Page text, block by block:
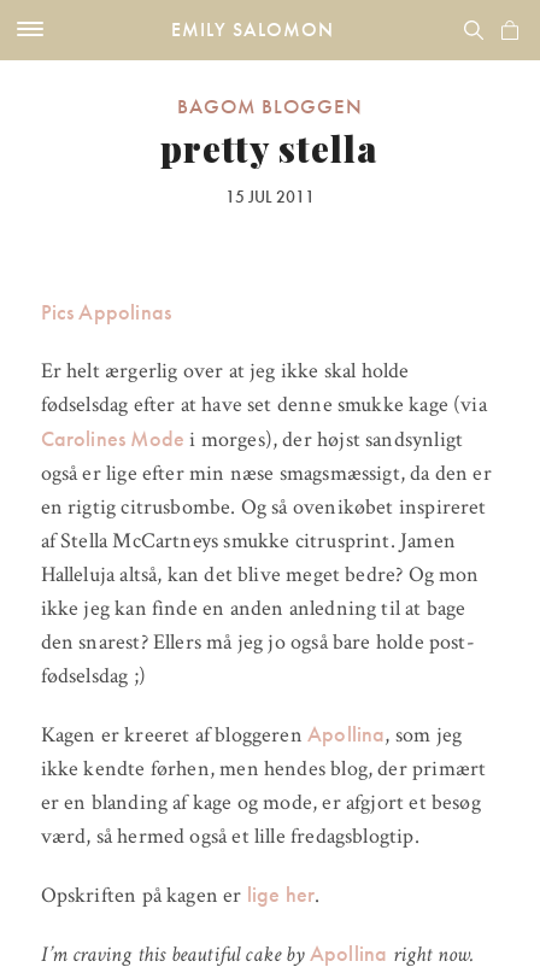
EMILY SALOMON
BAGOM BLOGGEN
pretty stella
15 JUL 2011
Pics Appolinas
Er helt ærgerlig over at jeg ikke skal holde
fødselsdag efter at have set denne smukke kage (via
Carolines Mode i morges), der højst sandsynligt
også er lige efter min næse smagsmæssigt, da den er
en rigtig citrusbombe. Og så ovenikøbet inspireret
af Stella McCartneys smukke citrusprint. Jamen
Halleluja altså, kan det blive meget bedre? Og mon
ikke jeg kan finde en anden anledning til at bage
den snarest? Ellers må jeg jo også bare holde post-
fødselsdag ;)
Kagen er kreeret af bloggeren Apollina, som jeg
ikke kendte førhen, men hendes blog, der primært
er en blanding af kage og mode, er afgjort et besøg
værd, så hermed også et lille fredagsblogtip.
Opskriften på kagen er lige her.
I’m craving this beautiful cake byApollina right now.